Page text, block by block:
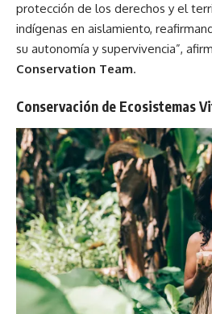
protección de los derechos y el
indígenas en aislamiento,
su autonomía y supervivencia”,
Conservation Team.
Conservación de Ecosistemas